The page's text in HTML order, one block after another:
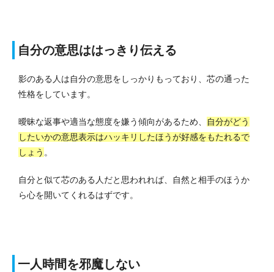
自分の意思ははっきり伝える
影のある人は自分の意思をしっかりもっており、芯の通った
性格をしています。
曖昧な返事や適当な態度を嫌う傾向があるため、
自分がどう
したいかの意思表示はハッキリしたほうが好感をもたれるで
しょう 。
自分と似て芯のある人だと思われれば、自然と相手のほうか
ら心を開いてくれるはずです。
一人時間を邪魔しない